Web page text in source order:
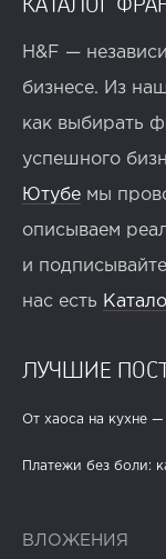
H&F —
бизнесе. Из
как выбирать
успешного
Ютубе мы
описываем
и
нас есть
ЛУЧШИЕ
От хаоса на кухне
Платежи без боли:
ВЛОЖЕНИЯ